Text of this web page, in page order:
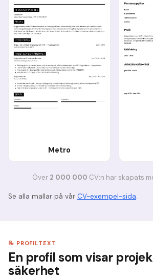
Metro
Över 2 000 000 CV:n har skapats
Se alla mallar på vår CV-exempel-sida.
📝 PROFILTEXT
En profil som visar
säkerhet